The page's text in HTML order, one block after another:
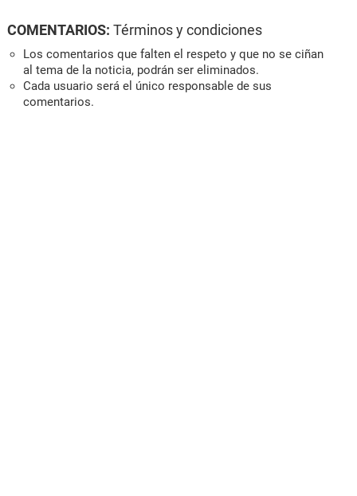
COMENTARIOS: Términos y condiciones
Los comentarios que falten el respeto y que no se ciñan
al tema de la noticia, podrán ser eliminados.
Cada usuario será el único responsable de sus
comentarios.